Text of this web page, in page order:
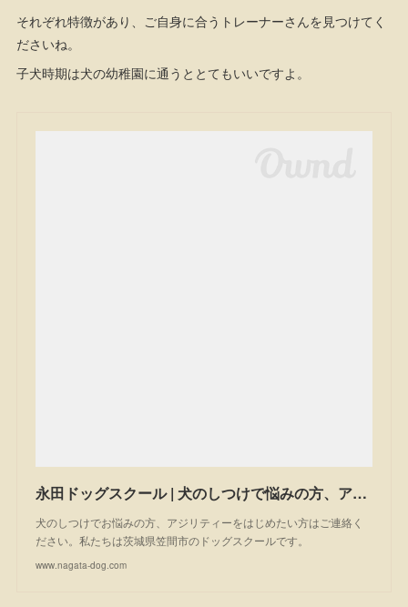
それぞれ特徴があり、ご自身に合うトレーナーさんを見つけてく
ださいね。
子犬時期は犬の幼稚園に通うととてもいいですよ。
永田ドッグスクール | 犬のしつけで悩みの方、アジリティーを始めたい方は一度ご相談ください。私たちは茨城県笠間市のドッグスクールです。
犬のしつけでお悩みの方、アジリティーをはじめたい方はご連絡く
ださい。私たちは茨城県笠間市のドッグスクールです。
www.nagata-dog.com